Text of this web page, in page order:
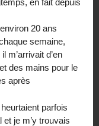
20 ans
semaine,
m’arrivait d’en
des mains pour le
après
parfois
et je m’y trouvais